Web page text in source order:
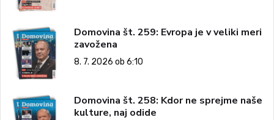
Domovina št. 259: Evropa je v veliki meri
zavožena
8. 7. 2026 ob 6:10
Domovina št. 258: Kdor ne sprejme naše
kulture, naj odide